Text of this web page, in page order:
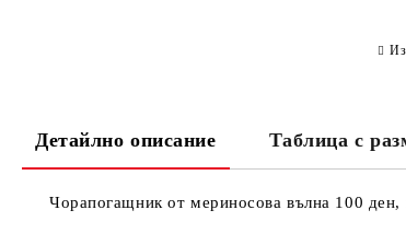
Детайлно описание Таблица с
Чорапогащник от мериносова вълна 100